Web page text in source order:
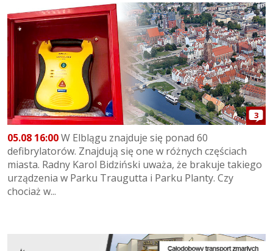
3
05.08 16:00W Elblągu znajduje się ponad 60
defibrylatorów. Znajdują się one w różnych częściach
miasta. Radny Karol Bidziński uważa, że brakuje takiego
urządzenia w Parku Traugutta i Parku Planty. Czy
chociaż w...